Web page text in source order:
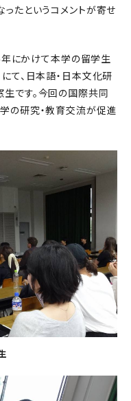
たというコメントが寄せ
にかけて本学の留学生
て、日本語・日本文化研
です。今回の国際共同
の研究・教育交流が促進